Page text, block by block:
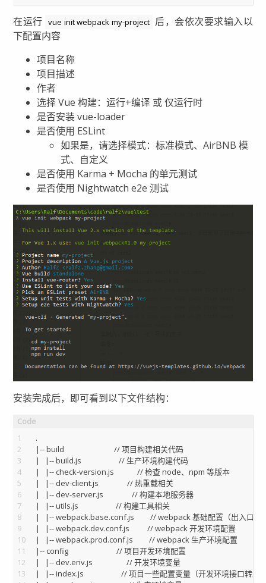
在运行 vue init webpack my-project 后，会依次要求输入以
下配置内容
项目名称
项目描述
作者
选择 Vue 构建：运行+编译 或 仅运行时
是否安装 vue-loader
是否使用 ESLint
如果是，请选择模式：标准模式、AirBNB 模
式、自定义
是否使用 Karma + Mocha 的单元测试
是否使用 Nightwatch e2e 测试
安装完成后，即可看到以下文件结构：
1
2
3
4
5
6
7
8
9
10
11
12
13
.
|-- build                            // 项目构建相关代码
|   |-- build.js                     // 生产环境构建代码
|   |-- check-version.js             // 检查 node、npm 等版本
|   |-- dev-client.js                // 热重载相关
|   |-- dev-server.js                // 构建本地服务器
|   |-- utils.js                     // 构建工具相关
|   |-- webpack.base.conf.js         // webpack 基础配置（出入口和
|   |-- webpack.dev.conf.js          // webpack 开发环境配置
|   |-- webpack.prod.conf.js         // webpack 生产环境配置
|-- config                           // 项目开发环境配置
|   |-- dev.env.js                   // 开发环境变量
|   |-- index.js                     // 项目一些配置变量（开发环境接口转发